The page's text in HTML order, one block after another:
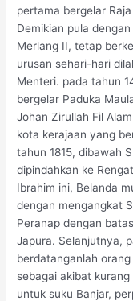
pertama bergelar
Demikian pula
Merlang II, tetap
urusan sehari-hari
Menteri. pada tahun
bergelar Paduka
Johan Zirullah Fil
kota kerajaan yang
tahun 1815, dibawah
dipindahkan ke
Ibrahim ini, Belanda
dengan mengangkat
Peranap dengan
Japura. Selanjutnya,
berdatanganlah
sebagai akibat
untuk suku Banjar,